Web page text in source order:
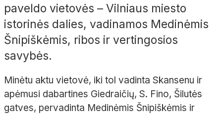
paveldo vietovės – Vilniaus miesto
istorinės dalies, vadinamos Medinėmis
Šnipiškėmis, ribos ir vertingosios
savybės.
Minėtu aktu vietovė, iki tol vadinta Skansenu ir
apėmusi dabartines Giedraičių, S. Fino, Šilutės
gatves, pervadinta Medinėmis Šnipiškėmis ir